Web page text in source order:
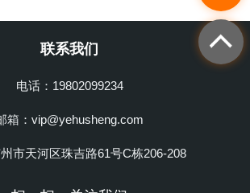
联系我们
电话：19802099234
箱：vip@yehusheng.com
市天河区珠吉路61号C栋206-208